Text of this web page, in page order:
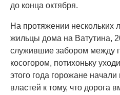
до конца октября.
На протяжении нескольких
жильцы дома на Ватутина,
служившие забором между
косогором, потихоньку
этого года горожане
властей к тому, что дорога